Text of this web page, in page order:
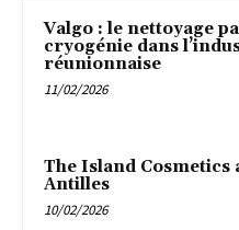
Valgo : le nettoyage
cryogénie dans
réunionnaise
11/02/2026
The Island Cosmetics
Antilles
10/02/2026